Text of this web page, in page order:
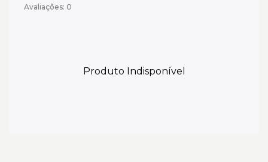
Avaliações: 0
Produto Indisponível